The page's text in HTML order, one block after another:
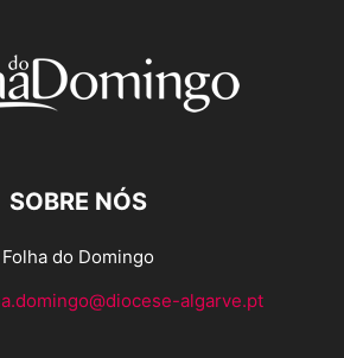
SOBRE NÓS
Folha do Domingo
algarve.pt